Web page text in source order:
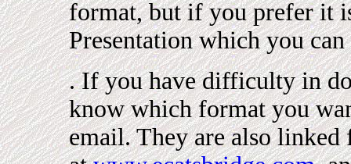
format, but if you prefer it
Presentation which you
. If you have difficulty in
know which format you
email. They are also